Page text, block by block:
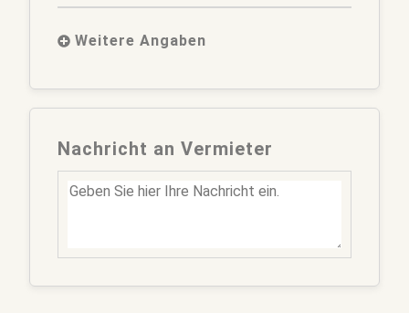
Weitere Angaben
STRASSE
HAUSNUMMER
POSTLEITZAHL
Nachricht an Vermieter